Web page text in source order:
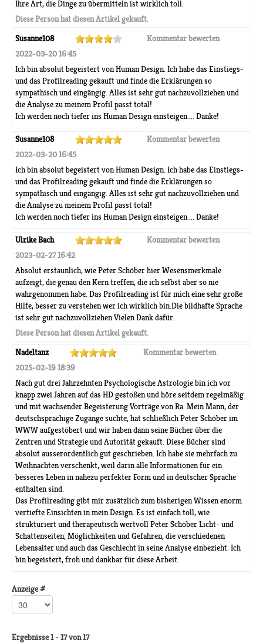
Ihre Art, die Dinge zu übermitteln ist wirklich toll.
Diese Person hat diesen Artikel gekauft.
Susanne108
Kommentar bewerten
2022-03-20 16:45
Ich bin absolut begeistert von Human Design. Ich habe das Einstiegs-
und das Profilreading gekauft und finde die Erklärungen so
sympathisch und eingängig. Alles ist sehr gut nachzuvollziehen und
die Analyse zu meinem Profil passt total!
Ich werden noch tiefer ins Human Design einsteigen.... Danke!
Susanne108
Kommentar bewerten
2022-03-20 16:45
Ich bin absolut begeistert von Human Design. Ich habe das Einstiegs-
und das Profilreading gekauft und finde die Erklärungen so
sympathisch und eingängig. Alles ist sehr gut nachzuvollziehen und
die Analyse zu meinem Profil passt total!
Ich werden noch tiefer ins Human Design einsteigen.... Danke!
Ulrike Bach
Kommentar bewerten
2023-02-27 16:42
Absolut erstaunlich, wie Peter Schöber hier Wesensmerkmale
aufzeigt, die genau den Kern treffen, die ich selbst aber so nie
wahrgenommen habe. Das Profilreading ist für mich eine sehr große
Hilfe, besser zu verstehen wer ich wirklich bin.Die bildhafte Sprache
ist sehr gut nachzuvollziehen.Vielen Dank dafür.
Diese Person hat diesen Artikel gekauft.
Nadeltanz
Kommentar bewerten
2025-02-19 18:39
Nach gut drei Jahrzehnten Psychologische Astrologie bin ich vor
knapp zwei Jahren auf das HD gestoßen und höre seitdem regelmäßig
und mit wachsender Begeisterung Vorträge von Ra. Mein Mann, der
deutschsprachige Zugänge suchte, hat schließlich Peter Schöber im
WWW aufgestöbert und wir haben dann seine Bücher über die
Zentren und Strategie und Autorität gekauft. Diese Bücher sind
absolut ausserordentlich gut geschrieben. Ich habe sie mehrfach zu
Weihnachten verschenkt, weil darin alle Informationen für ein
besseres Leben in nahezu perfekter Form und in deutscher Sprache
enthalten sind.
Das Profilreading gibt mir zusätzlich zum bisherigen Wissen enorm
vertiefte Einsichten in mein Design. Es ist einfach toll, wie
strukturiert und therapeutisch wertvoll Peter Schöber Licht- und
Schattenseiten, Möglichkeiten und Gefahren, die verschiedenen
Lebensalter und auch das Geschlecht in seine Analyse einbezieht. Ich
bin begeistert, froh und dankbar für diese Arbeit.
Anzeige #
Ergebnisse 1 - 17 von 17